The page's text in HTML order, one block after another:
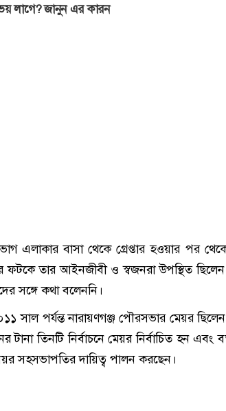
লাগে? জানুন এর কারন
এলাকার বাসা থেকে গ্রেপ্তার হওয়ার পর
ফটকে তার আইনজীবী ও স্বজনরা উপস্থিত
সঙ্গে কথা বলেননি।
সাল পর্যন্ত নারায়ণগঞ্জ পৌরসভার মেয়র
তিনটি নির্বাচনে মেয়র নির্বাচিত হন এবং
সহসভাপতির দায়িত্ব পালন করছেন।